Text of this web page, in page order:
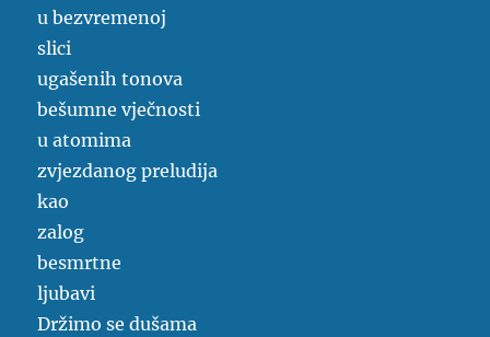
u bezvremenoj
slici
ugašenih tonova
bešumne vječnosti
u atomima
zvjezdanog preludija
kao
zalog
besmrtne
ljubavi
Držimo se dušama